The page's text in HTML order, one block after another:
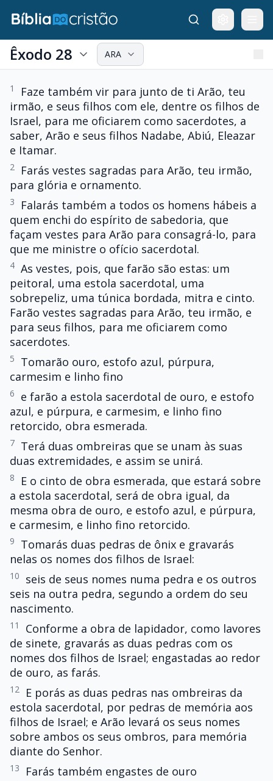
Êxodo 28 ARA
1
Faze também vir para junto de ti Arão, teu
irmão, e seus filhos com ele, dentre os filhos de
Israel, para me oficiarem como sacerdotes, a
saber, Arão e seus filhos Nadabe, Abiú, Eleazar
e Itamar.
2
Farás vestes sagradas para Arão, teu irmão,
para glória e ornamento.
3
Falarás também a todos os homens hábeis a
quem enchi do espírito de sabedoria, que
façam vestes para Arão para consagrá-lo, para
que me ministre o ofício sacerdotal.
4 As vestes, pois, que farão são estas: um
peitoral, uma estola sacerdotal, uma
sobrepeliz, uma túnica bordada, mitra e cinto.
Farão vestes sagradas para Arão, teu irmão, e
para seus filhos, para me oficiarem como
sacerdotes.
5
Tomarão ouro, estofo azul, púrpura,
carmesim e linho fino
6
e farão a estola sacerdotal de ouro, e estofo
azul, e púrpura, e carmesim, e linho fino
retorcido, obra esmerada.
7 Terá duas ombreiras que se unam às suas
duas extremidades, e assim se unirá.
8
E o cinto de obra esmerada, que estará sobre
a estola sacerdotal, será de obra igual, da
mesma obra de ouro, e estofo azul, e púrpura,
e carmesim, e linho fino retorcido.
9
Tomarás duas pedras de ônix e gravarás
nelas os nomes dos filhos de Israel:
10
seis de seus nomes numa pedra e os outros
seis na outra pedra, segundo a ordem do seu
nascimento.
11
Conforme a obra de lapidador, como lavores
de sinete, gravarás as duas pedras com os
nomes dos filhos de Israel; engastadas ao redor
de ouro, as farás.
12
E porás as duas pedras nas ombreiras da
estola sacerdotal, por pedras de memória aos
filhos de Israel; e Arão levará os seus nomes
sobre ambos os seus ombros, para memória
diante do Senhor.
13 Farás também engastes de ouro